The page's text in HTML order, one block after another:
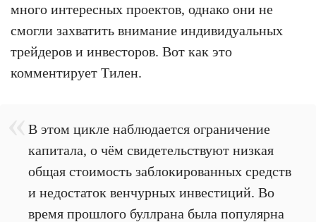
много интересных проектов, однако они не
смогли захватить внимание индивидуальных
трейдеров и инвесторов. Вот как это
комментирует Тилен.
В этом цикле наблюдается ограничение
капитала, о чём свидетельствуют низкая
общая стоимость заблокированных средств
и недостаток венчурных инвестиций. Во
время прошлого буллрана была популярна